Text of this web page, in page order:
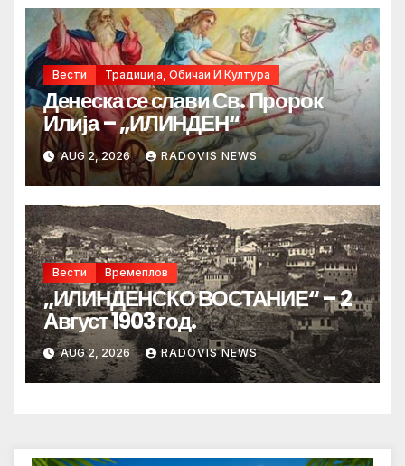
Вести Традиција, Обичаи И Култура
Денеска се слави Св. Пророк
Илија – „ИЛИНДЕН“
AUG 2, 2026 RADOVIS NEWS
Вести Времеплов
„ИЛИНДЕНСКО ВОСТАНИЕ“ – 2
Август 1903 год.
AUG 2, 2026 RADOVIS NEWS